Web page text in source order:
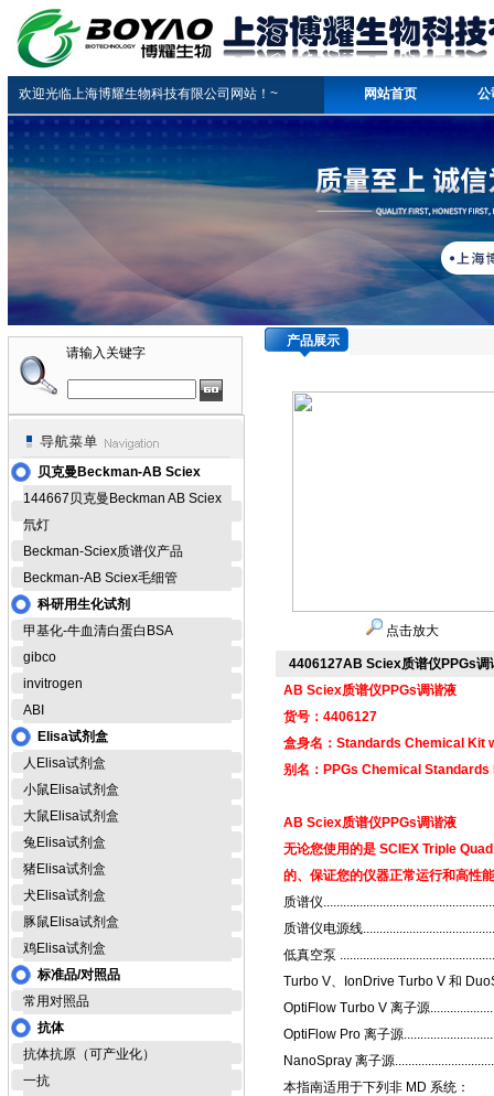
欢迎光临上海博耀生物科技有限公司网站！~ 网站首页 公
请输入关键字
贝克曼Beckman-AB Sciex
144667贝克曼Beckman AB Sciex
氘灯
Beckman-Sciex质谱仪产品
Beckman-AB Sciex毛细管
科研用生化试剂
甲基化-牛血清白蛋白BSA
gibco
invitrogen
ABI
Elisa试剂盒
人Elisa试剂盒
小鼠Elisa试剂盒
大鼠Elisa试剂盒
兔Elisa试剂盒
猪Elisa试剂盒
犬Elisa试剂盒
豚鼠Elisa试剂盒
鸡Elisa试剂盒
标准品/对照品
常用对照品
抗体
抗体抗原（可产业化）
一抗
产品展示
点击放大
4406127AB Sciex质谱仪PPGs调
AB Sciex质谱仪PPGs调谐液
货号：4406127
盒身名：Standards Chemical Kit
别名：PPGs Chemical Standards
AB Sciex质谱仪PPGs调谐液
无论您使用的是 SCIEX Triple
的、保证您的仪器正常运行和高性
质谱仪
质谱仪电源线
低真空泵
Turbo V、IonDrive Turbo V 和
OptiFlow Turbo V 离子源
OptiFlow Pro 离子源
NanoSpray 离子源
本指南适用于下列非 MD 系统：